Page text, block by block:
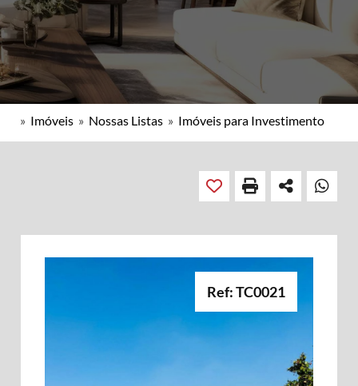
» Imóveis » Nossas Listas » Imóveis para Investimento
Ref: TC0021